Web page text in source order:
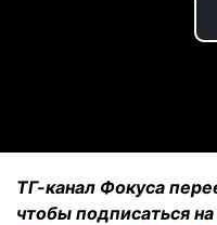
ТГ-канал Фокуса
чтобы подписаться